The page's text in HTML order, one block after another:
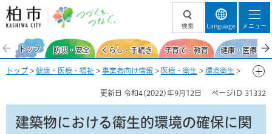
柏市 つづくを、
検索 Language メニュー
トップ 防災・安全 くらし・手続き 子育て・教育 健康・医療・
トップ > 健康・医療・福祉 > 事業者向け情報 > 医療・衛生 > 環境衛生 >
更新日 令和4(2022)年9月12日 ページID 31332
建築物における衛生的環境の確保に関